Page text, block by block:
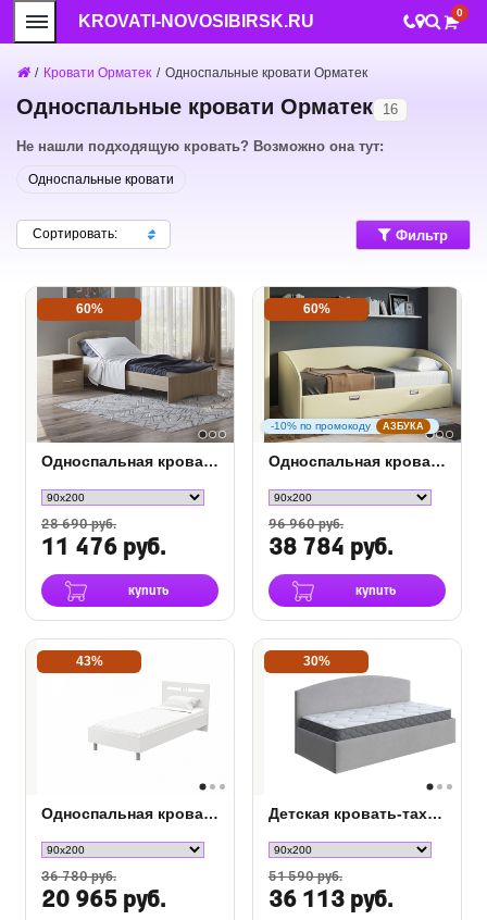
KROVATI-NOVOSIBIRSK.RU 0
/ Кровати Орматек / Односпальные кровати Орматек
Односпальные кровати Орматек 16
Не нашли подходящую кровать? Возможно она тут:
Односпальные кровати
Сортировать: Фильтр
60%
Односпальная кровать Этюд
28 690 руб.
11 476 руб.
купить
-10% по промокоду АЗБУКА
60%
Односпальная кровать Bono
96 960 руб.
38 784 руб.
купить
43%
Односпальная кровать Umbretta
36 780 руб.
20 965 руб.
30%
Детская кровать-тахта Hippo
51 590 руб.
36 113 руб.